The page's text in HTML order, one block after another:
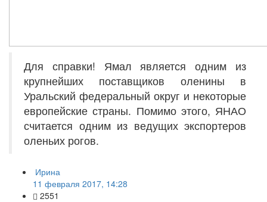
Для справки! Ямал является одним из
крупнейших поставщиков оленины в
Уральский федеральный округ и некоторые
европейские страны. Помимо этого, ЯНАО
считается одним из ведущих экспортеров
оленьих рогов.
Ирина
11 февраля 2017, 14:28
2551